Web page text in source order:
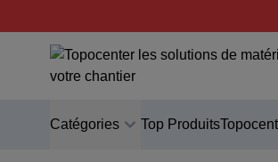
Aller au contenu
Catégories Top Produits